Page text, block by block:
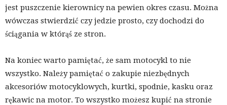
jest puszczenie kierownicy na pewien okres czasu. Można
wówczas stwierdzić czy jedzie prosto, czy dochodzi do
ściągania w którąś ze stron.
Na koniec warto pamiętać, że sam motocykl to nie
wszystko. Należy pamiętać o zakupie niezbędnych
akcesoriów motocyklowych, kurtki, spodnie, kasku oraz
rękawic na motor. To wszystko możesz kupić na stronie